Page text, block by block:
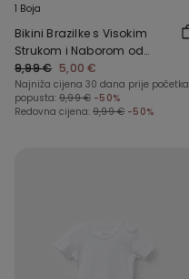
1 Boja
Bikini Brazilke s Visokim
Strukom i Naborom od
Recikliranih Mikrovlakana
9,99 € 5,00 €
Najniža cijena 30 dana prije početka
popusta: 9,99 € -50%
Redovna cijena: 9,99 € -50%